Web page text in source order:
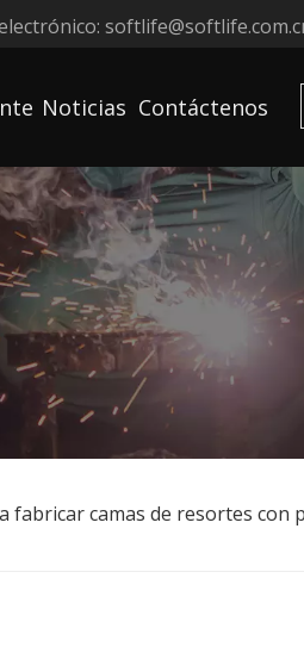
Noticias Contáctenos
fabricar camas de resortes